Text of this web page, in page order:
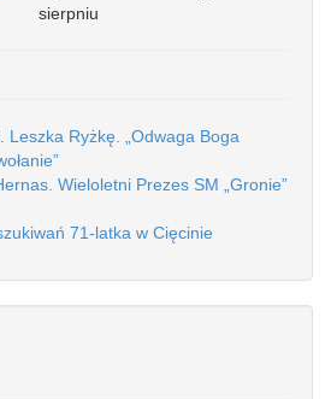
sierpniu
Leszka Ryżkę. „Odwaga Boga
Wieloletni Prezes SM „Gronie”
71-latka w Cięcinie